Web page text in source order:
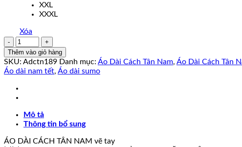
XXL
XXXL
Xóa
Áo
Dài
Cách
Tân
Vẽ
Tay
Đen
số
Thêm vào giỏ hàng
SKU: Adctn189 Danh mục: Áo Dài Cách Tân Nam, Áo Dài Cách Tân
Áo dài nam tết, Áo dài sumo
Mô tả
Thông tin bổ sung
ÁO DÀI CÁCH TÂN NAM vẽ tay